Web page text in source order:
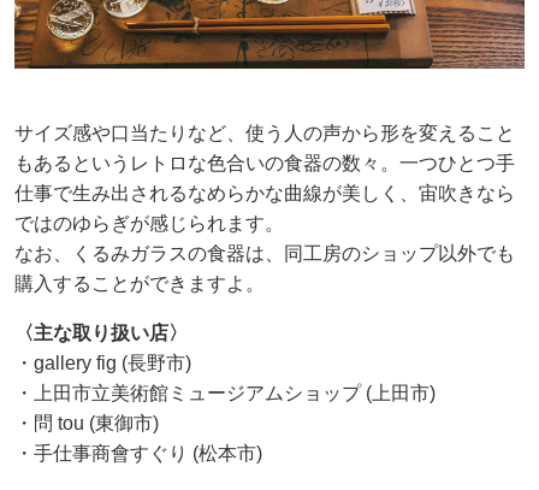
サイズ感や口当たりなど、使う人の声から形を変えること
もあるというレトロな色合いの食器の数々。一つひとつ手
仕事で生み出されるなめらかな曲線が美しく、宙吹きなら
ではのゆらぎが感じられます。
なお、くるみガラスの食器は、同工房のショップ以外でも
購入することができますよ。
〈主な取り扱い店〉
・gallery fig (長野市)
・上田市立美術館ミュージアムショップ (上田市)
・問 tou (東御市)
・手仕事商會すぐり (松本市)